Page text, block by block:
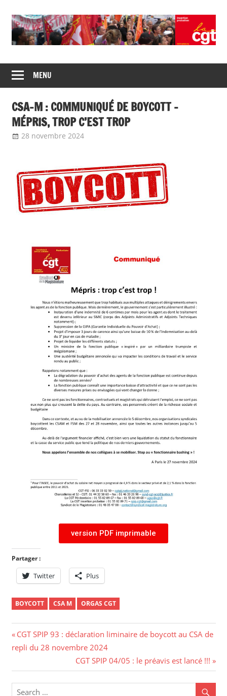
CGT
insertion
probation
de
syndicats
CGT
insertion
probation
MENU
CSA-M : COMMUNIQUÉ DE BOYCOTT –
MÉPRIS, TROP C’EST TROP
28 novembre 2024
version PDF imprimable
Partager :
Twitter Plus
BOYCOTT CSA M ORGAS CGT
CGT SPIP 93 : déclaration liminaire de boycott au CSA de
repli du 28 novembre 2024
CGT SPIP 04/05 : le préavis est lancé !!!